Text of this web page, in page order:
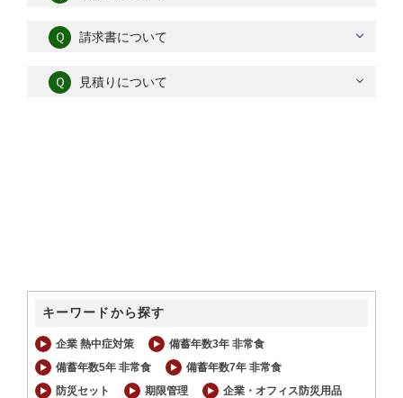
Ｑ 請求書について
Ｑ 見積りについて
キーワードから探す
企業 熱中症対策
備蓄年数3年 非常食
備蓄年数5年 非常食
備蓄年数7年 非常食
防災セット
期限管理 企業・オフィス防災用品